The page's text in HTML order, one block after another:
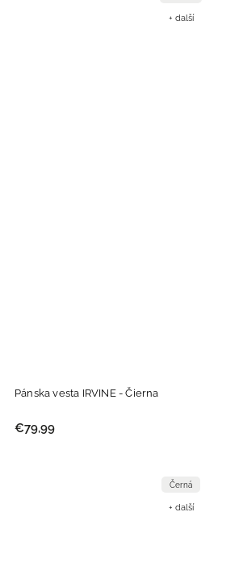
+ další
Pánska vesta IRVINE - Čierna
€79,99
Černá
+ další